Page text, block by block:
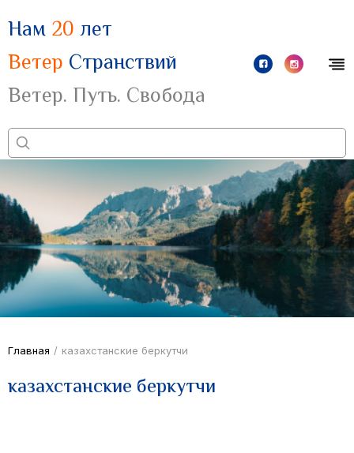
Нам 20 лет
Ветер Странствий
Ветер. Путь. Свобода
Главная / казахстанские беркутчи
казахстанские беркутчи